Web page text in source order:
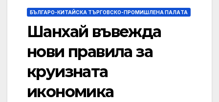
БЪЛГАРО-КИТАЙСКА ТЪРГОВСКО-ПРОМИШЛЕНА ПАЛAТА
Шанхай въвежда
нови правила за
круизната
икономика